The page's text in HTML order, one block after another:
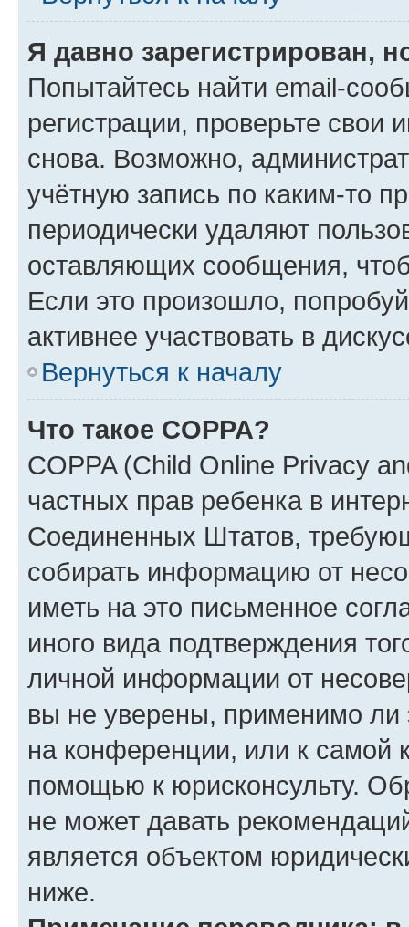
Я давно зарегистрирован,
Попытайтесь найти email-
регистрации, проверьте свои
снова. Возможно,
учётную запись по каким-то
периодически удаляют
оставляющих сообщения,
Если это произошло,
активнее участвовать в
Вернуться к началу
Что такое COPPA?
COPPA (Child Online Privacy
частных прав ребенка в
Соединенных Штатов,
собирать информацию от
иметь на это письменное
иного вида подтверждения
личной информации от
вы не уверены, применимо ли
на конференции, или к самой
помощью к юрисконсульту.
не может давать
является объектом
ниже.